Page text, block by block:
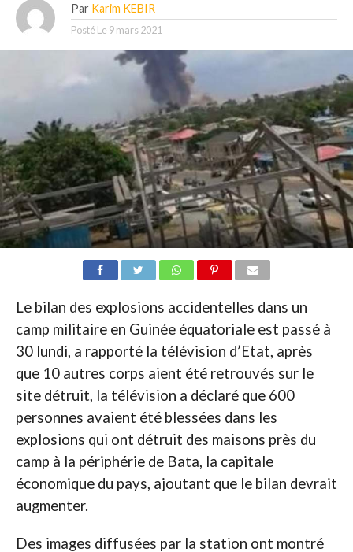
Par Karim KEBIR
Posté Le 9 mars 2021
Le bilan des explosions accidentelles dans un
camp militaire en Guinée équatoriale est passé à
30 lundi, a rapporté la télévision d’Etat, après
que 10 autres corps aient été retrouvés sur le
site détruit, la télévision a déclaré que 600
personnes avaient été blessées dans les
explosions qui ont détruit des maisons près du
camp à la périphérie de Bata, la capitale
économique du pays, ajoutant que le bilan devrait
augmenter.
Des images diffusées par la station ont montré